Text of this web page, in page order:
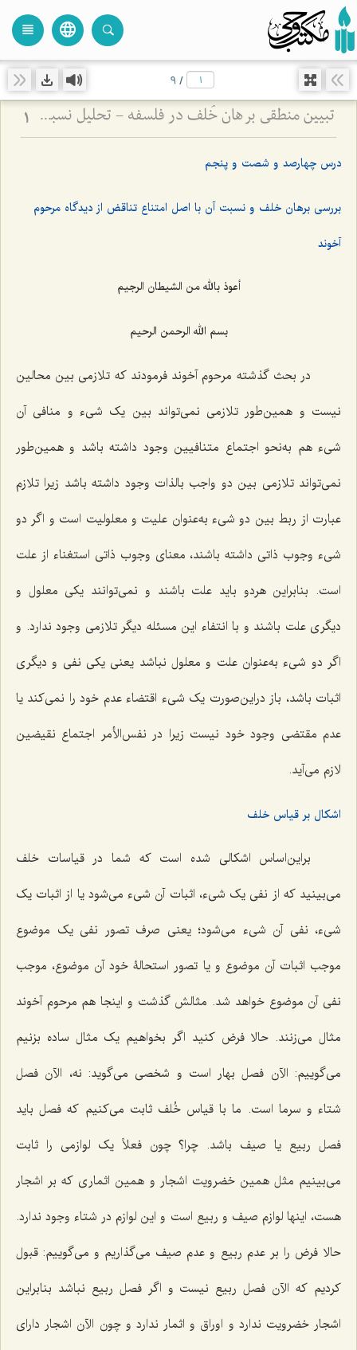
language
view_headline
/
9
تبیین منطقی برهان خُلف در فلسفه - تحلیل نسبت میان فرضِ محال و اثبات واقعیت 1
درس چهارصد و شصت و پنجم
بررسی برهان خلف و نسبت آن با اصل امتناع تناقض از دیدگاه مرحوم
آخوند
أعوذ بالله من الشیطان الرجیم
بسم الله الرحمن الرحیم‌
در بحث گذشته مرحوم آخوند فرمودند که تلازمی بین محالین
نیست و همین‌طور تلازمی نمى‌تواند بین یک شىء و منافى آن
شىء هم به‌نحو اجتماع متنافیین وجود داشته باشد و همین‌طور
نمی‌تواند تلازمی بین دو واجب بالذات وجود داشته باشد زیرا تلازم
عبارت از ربط بین دو شىء به‌عنوان علیت و معلولیت است و اگر دو
شىء وجوب ذاتى داشته باشند، معناى وجوب ذاتى استغناء از علت
است. بنابراین هردو باید علت باشند و نمى‌توانند یکى معلول و
دیگرى علت باشند و با انتفاء این مسئله دیگر تلازمی وجود ندارد. و
اگر دو شىء به‌عنوان علت و معلول نباشد یعنى یکى نفی و دیگرى
اثبات باشد، باز دراین‌صورت یک شىء اقتضاء عدم خود را نمى‌کند یا
عدم مقتضى وجود خود نیست زیرا در نفس‌الأمر اجتماع نقیضین
لازم می‌آید.
اشکال بر قیاس خلف
براین‌اساس اشکالى شده است که شما در قیاسات خلف
مى‌بینید که از نفى یک شىء، اثبات آن شیء می‌شود یا از اثبات یک
شیء، نفى آن شىء می‌شود؛ یعنى صرف تصور نفى یک موضوع
موجب اثبات آن موضوع و یا تصور استحالۀ خود آن موضوع، موجب
نفى آن موضوع خواهد شد. مثالش گذشت و اینجا هم مرحوم آخوند
مثال مى‌زنند. حالا فرض کنید اگر بخواهیم یک مثال ساده بزنیم
مى‌گوییم: الآن فصل بهار است و شخصى مى‌گوید: نه، الآن فصل
شتاء و سرما است. ما با قیاس خُلف ثابت مى‌کنیم که فصل باید
فصل ربیع یا صیف باشد. چرا؟ چون فعلاً یک لوازمى را ثابت
مى‌بینیم مثل همین خضرویت اشجار و همین اثمارى که بر اشجار
هست، اینها لوازم صیف و ربیع است و این لوازم در شتاء وجود ندارد.
حالا فرض را بر عدم ربیع و عدم صیف می‌گذاریم و مى‌گوییم: قبول
کردیم که الآن فصل ربیع نیست و اگر فصل ربیع نباشد بنابراین
اشجار خضرویت ندارد و اوراق و اثمار ندارد و چون الآن اشجار داراى